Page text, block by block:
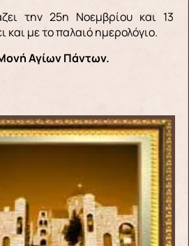
την 25η Νοεμβρίου και 13
και με το παλαιό ημερολόγιο.
Μονή Αγίων Πάντων.